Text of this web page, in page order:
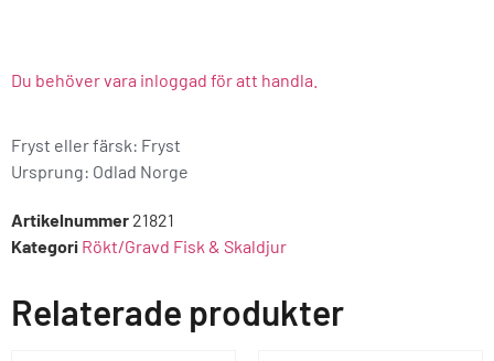
Du behöver vara inloggad för att handla.
Fryst eller färsk: Fryst
Ursprung: Odlad Norge
Artikelnummer 21821
Kategori Rökt/Gravd Fisk & Skaldjur
Relaterade produkter